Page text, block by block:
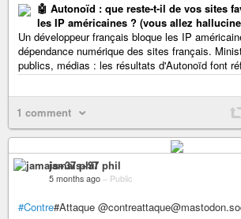
🤖 Autonoïd : que reste-t-il de vos sites
les IP américaines ? (vous allez
Un développeur français bloque les IP
dépendance numérique des sites français.
publics, médias : les résultats d'Autonoïd font
1 comment
jamais+37 phil
5 months ago – Public
#Contre#Attaque